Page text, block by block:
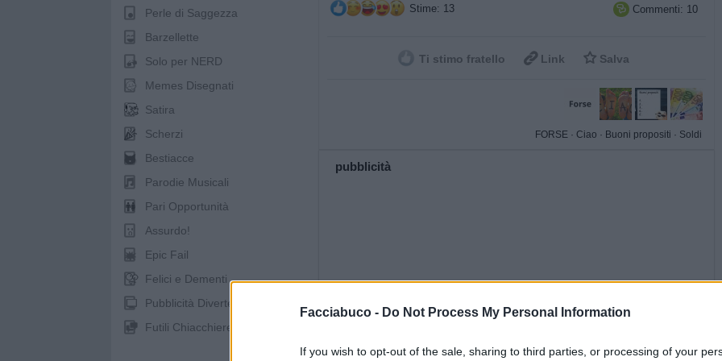
Facciabuco - Do Not Process My Personal Information
If you wish to opt-out of the sale, sharing to third parties, or processing of your
Perle di Saggezza
Barzellette
Solo per NERD
Memes Disegnati
Satira
Scherzi
Bestiacce
Parodie Musicali
Pari Opportunità
Assurdo!
Epic Fail
Felici e Dementi
Pubblicità Divertenti
Futili Chiacchiere
Stime: 13  Commenti: 10
Ti stimo fratello  Link  Salva
FORSE · Ciao · Buoni propositi · Soldi
pubblicità